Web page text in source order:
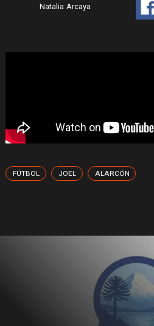
Natalia Arcaya
FÚTBOL JOEL ALARCÓN